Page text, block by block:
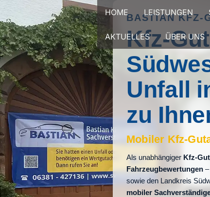
Zum
Inhalt
springen
HOME LEISTUNGEN
AKTUELLES ÜBER UNS
BASTIAN KFZ-
Kfz-
Unfall
zu
Mobiler Kfz-
Als unabhängiger Kfz-
Fahrzeugbewertungen
sowie den Landkreis
mobiler